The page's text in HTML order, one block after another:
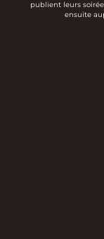
publient leurs
ensuite